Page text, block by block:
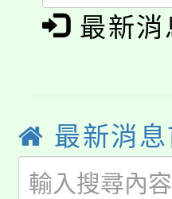
程
「本色
局官網
8月14
開!
115年
最新消
最新消